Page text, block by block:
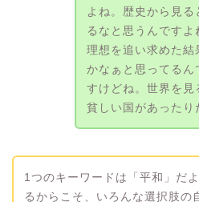
よね。歴史から見
るなと思うんです
理想を追い求めた結
かなぁと思ってる
すけどね。世界を見
貧しい国があったり
1つのキーワードは「平和」だ
るからこそ、いろんな選択肢の